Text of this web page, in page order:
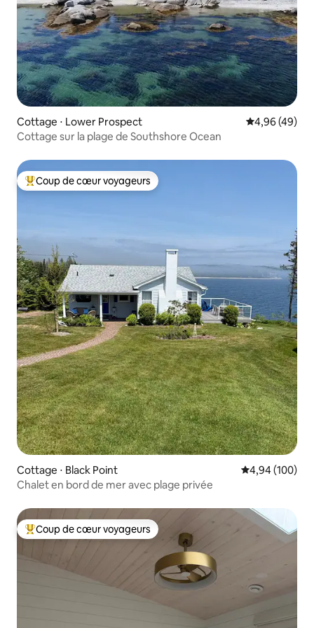
Cottage ⋅ Lower Prospect Évaluation
4,96 (49)
Cottage sur la plage de Southshore Ocean
Coups de cœur voyageurs les plus appréciés
Coup de cœur voyageurs
Cottage ⋅ Black Point Évaluation
4,94 (100)
Chalet en bord de mer avec plage privée
Coups de cœur voyageurs les plus appréciés
Coup de cœur voyageurs